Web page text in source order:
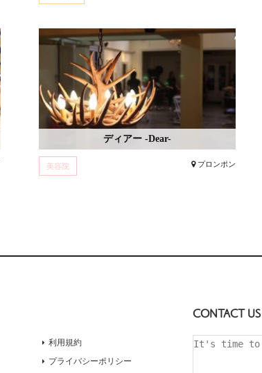
ディアー -Dear-
美容院 プロンポン
利用規約
プライバシーポリシー
CONTACT US